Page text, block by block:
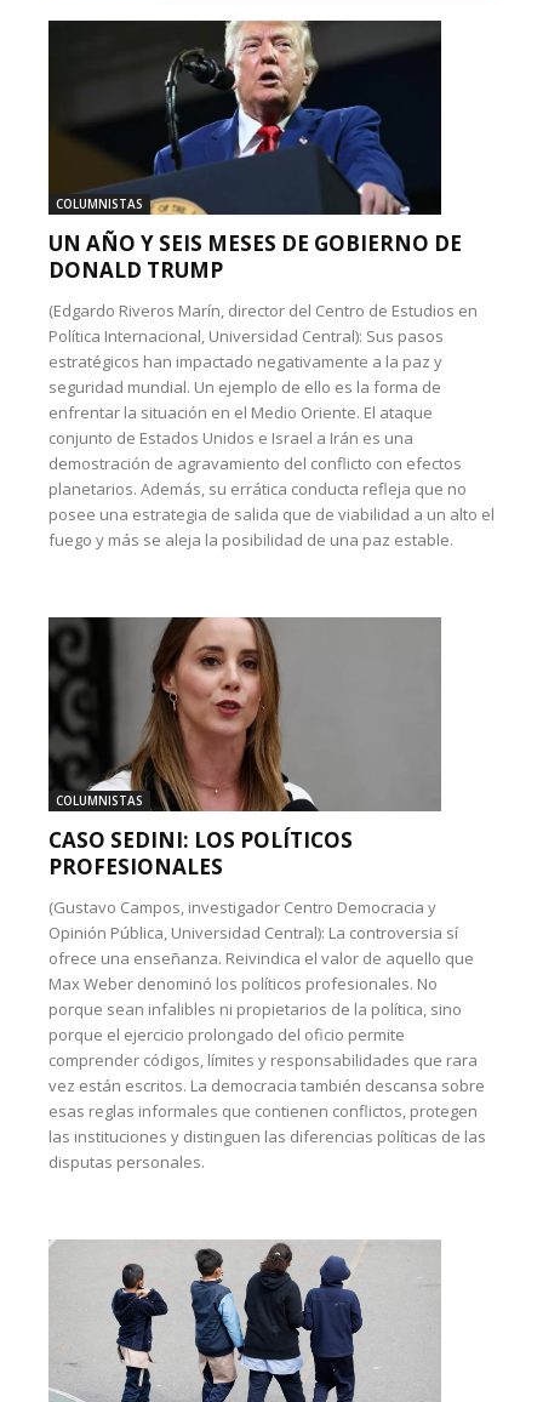
COLUMNISTAS
UN AÑO Y SEIS MESES DE GOBIERNO DE
DONALD TRUMP
(Edgardo Riveros Marín, director del Centro de Estudios en
Política Internacional, Universidad Central): Sus pasos
estratégicos han impactado negativamente a la paz y
seguridad mundial. Un ejemplo de ello es la forma de
enfrentar la situación en el Medio Oriente. El ataque
conjunto de Estados Unidos e Israel a Irán es una
demostración de agravamiento del conflicto con efectos
planetarios. Además, su errática conducta refleja que no
posee una estrategia de salida que de viabilidad a un alto el
fuego y más se aleja la posibilidad de una paz estable.
COLUMNISTAS
CASO SEDINI: LOS POLÍTICOS
PROFESIONALES
(Gustavo Campos, investigador Centro Democracia y
Opinión Pública, Universidad Central): La controversia sí
ofrece una enseñanza. Reivindica el valor de aquello que
Max Weber denominó los políticos profesionales. No
porque sean infalibles ni propietarios de la política, sino
porque el ejercicio prolongado del oficio permite
comprender códigos, límites y responsabilidades que rara
vez están escritos. La democracia también descansa sobre
esas reglas informales que contienen conflictos, protegen
las instituciones y distinguen las diferencias políticas de las
disputas personales.